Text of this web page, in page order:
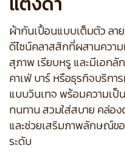
ผ้ากันเปื้อนแบบเต็มตัว ลา
ดีไซน์คลาสสิกที่ผสานควา
สุภาพ เรียบหรู และมีเอกลั
คาเฟ่ บาร์ หรือธุรกิจบริก
แบบวินเทจ พร้อมความเป็
ทนทาน สวมใส่สบาย คล่อง
และช่วยเสริมภาพลักษณ์ข
ระดับ